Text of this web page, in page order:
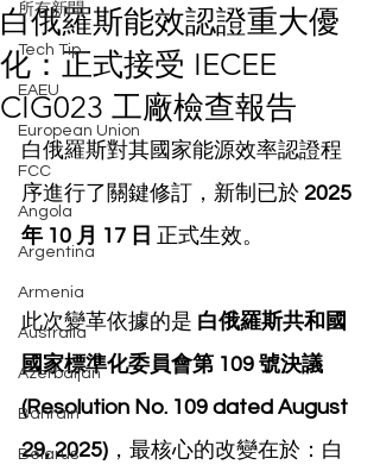
所有新聞
Tech Tip
EAEU
European Union
FCC
Angola
Argentina
Armenia
Australia
Azerbaijan
Bahrain
Belarus
白俄羅斯能效認證重大優
化：正式接受 IECEE
CIG023 工廠檢查報告
白俄羅斯對其國家能源效率認證程
序進行了關鍵修訂，新制已於 2025
年 10 月 17 日 正式生效。
此次變革依據的是 白俄羅斯共和國
國家標準化委員會第 109 號決議
(Resolution No. 109 dated August
29, 2025) ，最核心的改變在於：白